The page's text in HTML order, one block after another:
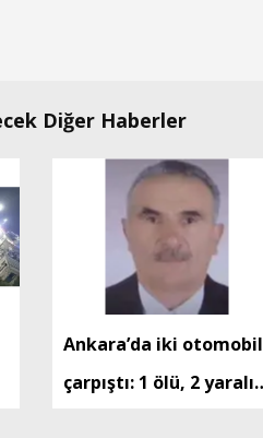
Diğer Haberler
Ankara’da iki otomobil
çarpıştı: 1 ölü, 2 yaralı